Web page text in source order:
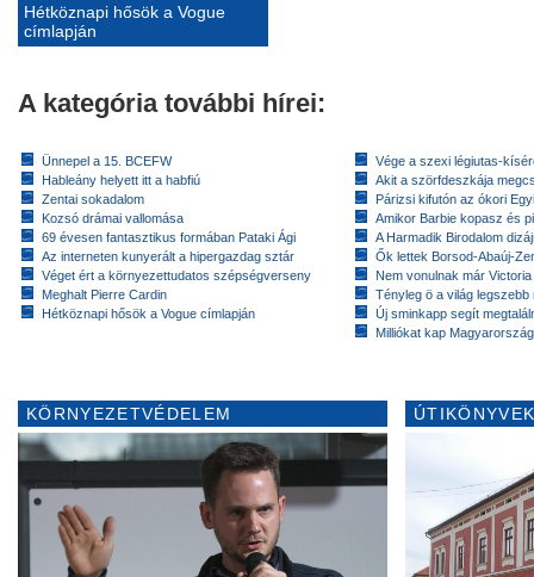
Hétköznapi hősök a Vogue
címlapján
A kategória további hírei:
Ünnepel a 15. BCEFW
Hableány helyett itt a habfiú
Zentai sokadalom
Kozsó drámai vallomása
69 évesen fantasztikus formában Pataki Ági
Az interneten kunyerált a hipergazdag sztár
Véget ért a környezettudatos szépségverseny
Meghalt Pierre Cardin
Hétköznapi hősök a Vogue címlapján
Vége a szexi légiutas-
Akit a szörfdeszkája
Párizsi kifutón az ókori
Amikor Barbie kopasz és
A Harmadik Birodalom
Ők lettek Borsod-Abaúj-
Nem vonulnak már
Tényleg ö a világ legszebb
Új sminkapp segít
Milliókat kap
KÖRNYEZETVÉDELEM